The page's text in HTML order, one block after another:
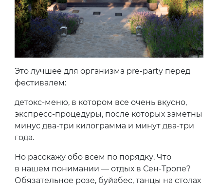
Это лучшее для организма pre-party перед
фестивалем:
детокс-меню, в котором все очень вкусно,
экспресс-процедуры, после которых заметны
минус два-три килограмма и минут два-три
года.
Но расскажу обо всем по порядку. Что
в нашем понимании — отдых в Сен-Тропе?
Обязательное розе, буйабес, танцы на столах